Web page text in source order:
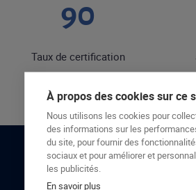
90
Taux de certification
RESTONS EN
À propos des cookies sur ce
Nous utilisons les cookies pour
des informations sur les
du site, pour fournir des
sociaux et pour améliorer et
les publicités.
En savoir plus